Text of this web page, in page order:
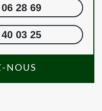
28 69
03 25
NOUS